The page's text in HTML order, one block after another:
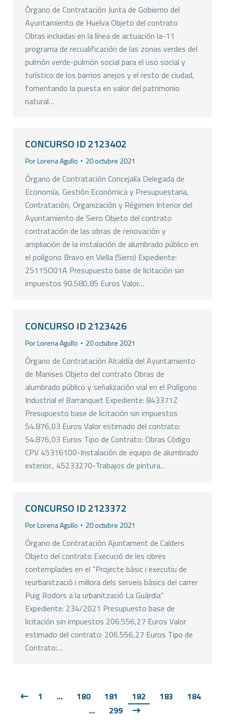
Órgano de Contratación Junta de Gobierno del
Ayuntamiento de Huelva Objeto del contrato
Obras incluidas en la línea de actuación la-11
programa de recualificación de las zonas verdes del
pulmón verde-pulmón social para el uso social y
turístico de los barrios anejos y el resto de ciudad,
fomentando la puesta en valor del patrimonio
natural…
CONCURSO ID 2123402
PorLorena Agullo 20 octubre 2021
Órgano de Contratación Concejalía Delegada de
Economía, Gestión Económica y Presupuestaria,
Contratación, Organización y Régimen Interior del
Ayuntamiento de Siero Objeto del contrato
contratación de las obras de renovación y
ampliación de la instalación de alumbrado público en
el polígono Bravo en Viella (Siero) Expediente:
25115O01A Presupuesto base de licitación sin
impuestos 90.580,85 Euros Valor…
CONCURSO ID 2123426
PorLorena Agullo 20 octubre 2021
Órgano de Contratación Alcaldía del Ayuntamiento
de Manises Objeto del contrato Obras de
alumbrado público y señalización vial en el Polígono
Industrial el Barranquet Expediente: 843371Z
Presupuesto base de licitación sin impuestos
54.876,03 Euros Valor estimado del contrato:
54.876,03 Euros Tipo de Contrato: Obras Código
CPV 45316100-Instalación de equipo de alumbrado
exterior., 45233270-Trabajos de pintura…
CONCURSO ID 2123372
PorLorena Agullo 20 octubre 2021
Órgano de Contratación Ajuntament de Calders
Objeto del contrato Execució de les obres
contemplades en el “Projecte bàsic i executiu de
reurbanització i millora dels serveis bàsics del carrer
Puig Rodors a la urbanització La Guàrdia”
Expediente: 234/2021 Presupuesto base de
licitación sin impuestos 206.556,27 Euros Valor
estimado del contrato: 206.556,27 Euros Tipo de
Contrato:…
1 … 180 181 182 183
184
…
299